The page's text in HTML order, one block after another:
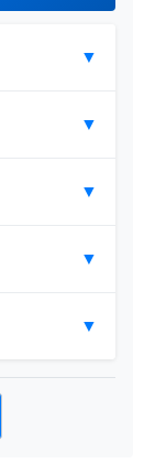
▼
▼
▼
▼
▼